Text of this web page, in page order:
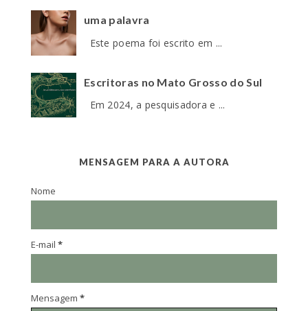
uma palavra
Este poema foi escrito em ...
Escritoras no Mato Grosso do Sul
Em 2024, a pesquisadora e ...
MENSAGEM PARA A AUTORA
Nome
E-mail *
Mensagem *